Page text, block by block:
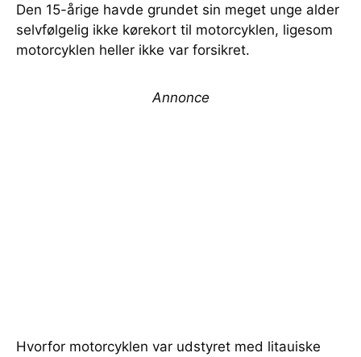
Den 15-årige havde grundet sin meget unge alder
selvfølgelig ikke kørekort til motorcyklen, ligesom
motorcyklen heller ikke var forsikret.
Annonce
Hvorfor motorcyklen var udstyret med litauiske